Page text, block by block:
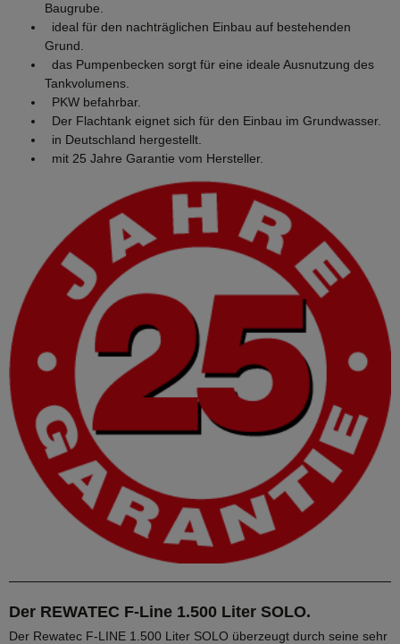
Baugrube.
ideal für den nachträglichen Einbau auf bestehenden
Grund.
das Pumpenbecken sorgt für eine ideale Ausnutzung des
Tankvolumens.
PKW befahrbar.
Der Flachtank eignet sich für den Einbau im Grundwasser.
in Deutschland hergestellt.
mit 25 Jahre Garantie vom Hersteller.
Der REWATEC F-Line 1.500 Liter SOLO.
Der Rewatec F-LINE 1.500 Liter SOLO überzeugt durch seine sehr